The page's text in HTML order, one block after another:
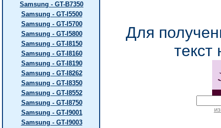
Samsung - GT-B7350
Samsung - GT-I5500
Samsung - GT-I5700
Samsung - GT-I5800
Samsung - GT-I8150
Samsung - GT-I8160
Samsung - GT-I8190
Samsung - GT-I8262
Samsung - GT-I8350
Samsung - GT-I8552
Samsung - GT-I8750
Samsung - GT-I9001
Samsung - GT-I9003
Для
текст